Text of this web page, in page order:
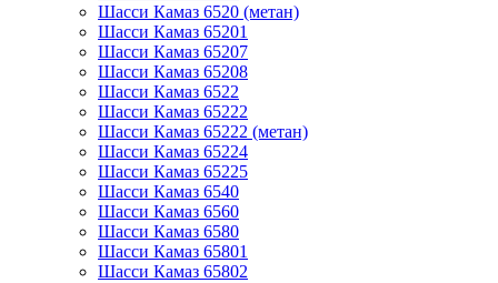
Шасси Камаз 6520 (метан)
Шасси Камаз 65201
Шасси Камаз 65207
Шасси Камаз 65208
Шасси Камаз 6522
Шасси Камаз 65222
Шасси Камаз 65222 (метан)
Шасси Камаз 65224
Шасси Камаз 65225
Шасси Камаз 6540
Шасси Камаз 6560
Шасси Камаз 6580
Шасси Камаз 65801
Шасси Камаз 65802